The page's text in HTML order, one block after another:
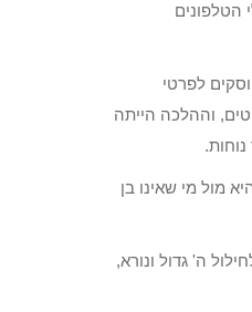
הטלפונים
לפרטי
וההלכה הייתה
מול מי שאינו בן
ה' גדול ונורא,